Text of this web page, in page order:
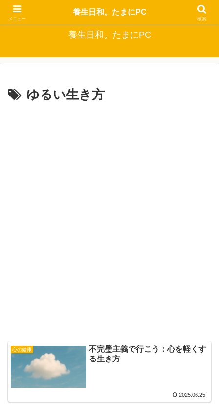
自分でできるなるべくお金をかけない健康生活
養生日和。たまにPC
ゆるい生き方
心の健康
不完璧主義で行こう：心を軽くす
る生き方
2025.06.25
メニュー
養生日和。たまにPC
検索